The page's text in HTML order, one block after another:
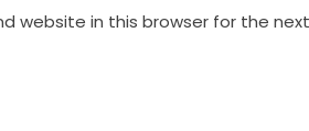
website in this browser for the